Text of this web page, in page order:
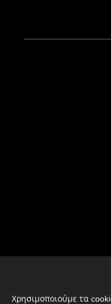
Χρησιμοποιούμε τα